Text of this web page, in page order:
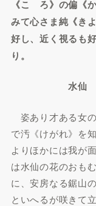
《こゝろ》の偏《
みて心さま純《き
好し、近く視るも
り。
水仙
姿あり才ある女
で汚《けがれ》を
よりほかには我が
は水仙の花のおも
に、安房なる鋸山
といへるが咲きて